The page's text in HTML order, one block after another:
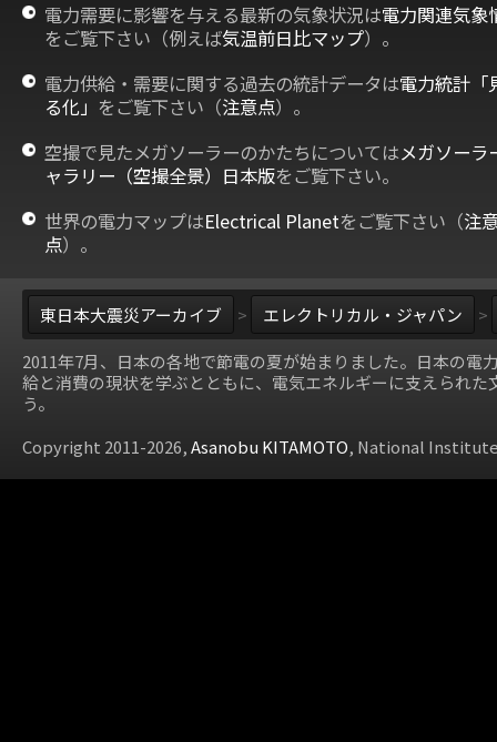
電力需要に影響を与える最新の気象状況は電力関連気象
をご覧下さい（例えば気温前日比マップ）。
電力供給・需要に関する過去の統計データは電力統計「
る化」 をご覧下さい（注意点）。
空撮で見たメガソーラーのかたちについてはメガソーラ
ャラリー（空撮全景）日本版をご覧下さい。
世界の電力マップはElectrical Planetをご覧下さい（注
点）。
東日本大震災アーカイブ > エレクトリカル・ジャパン
>
2011年7月、日本の各地で節電の夏が始まりました。日本の電
給と消費の現状を学ぶとともに、電気エネルギーに支えられた
う。
Copyright 2011-2026,Asanobu KITAMOTO, National